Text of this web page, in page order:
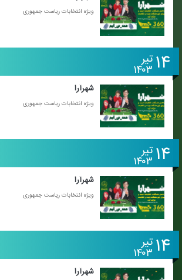
ویژه انتخابات ریاست جمهوری
۱۴تیر
۱۴۰۳
شهرآرا
ویژه انتخابات ریاست جمهوری
۱۴تیر
۱۴۰۳
شهرآرا
ویژه انتخابات ریاست جمهوری
۱۴تیر
۱۴۰۳
شهرآرا